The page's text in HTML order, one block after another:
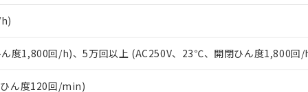
度1,800回/h)、5万回以上 (AC250V、23℃、開閉ひん度1,800回/
ん度120回/min)